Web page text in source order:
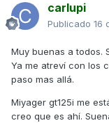
carlupi
Publicado 16
Muy buenas a todos.
Ya me atreví con los
paso mas allá.
Miyager gt125i me
creo que es ahí.